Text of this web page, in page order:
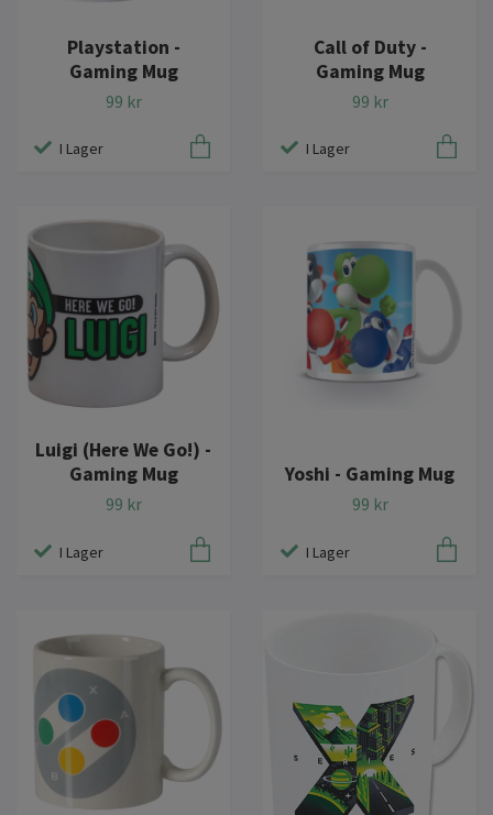
Playstation -
Gaming Mug
99 kr
I Lager
Call of Duty -
Gaming Mug
99 kr
I Lager
Luigi (Here We Go!) -
Gaming Mug
99 kr
I Lager
Yoshi - Gaming Mug
99 kr
I Lager